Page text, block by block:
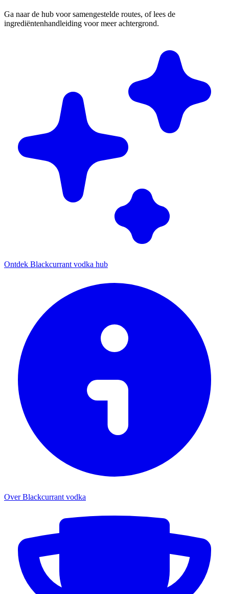
Ga naar de hub voor samengestelde routes, of lees de
ingrediëntenhandleiding voor meer achtergrond.
Ontdek Blackcurrant vodka hub
Over Blackcurrant vodka